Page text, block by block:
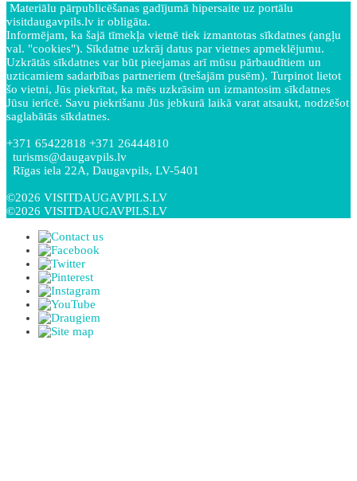
Materiālu pārpublicēšanas gadījumā hipersaite uz portālu
visitdaugavpils.lv ir obligāta.
Informējam, ka šajā tīmekļa vietnē tiek izmantotas sīkdatnes (angļu
val. "cookies"). Sīkdatne uzkrāj datus par vietnes apmeklējumu.
Uzkrātās sīkdatnes var būt pieejamas arī mūsu pārbaudītiem un
uzticamiem sadarbības partneriem (trešajām pusēm). Turpinot lietot
šo vietni, Jūs piekrītat, ka mēs uzkrāsim un izmantosim sīkdatnes
Jūsu ierīcē. Savu piekrišanu Jūs jebkurā laikā varat atsaukt, nodzēšot
saglabātās sīkdatnes.
+371 65422818 +371 26444810
turisms@daugavpils.lv
Rīgas iela 22A, Daugavpils, LV-5401
©2026 VISITDAUGAVPILS.LV
©2026 VISITDAUGAVPILS.LV